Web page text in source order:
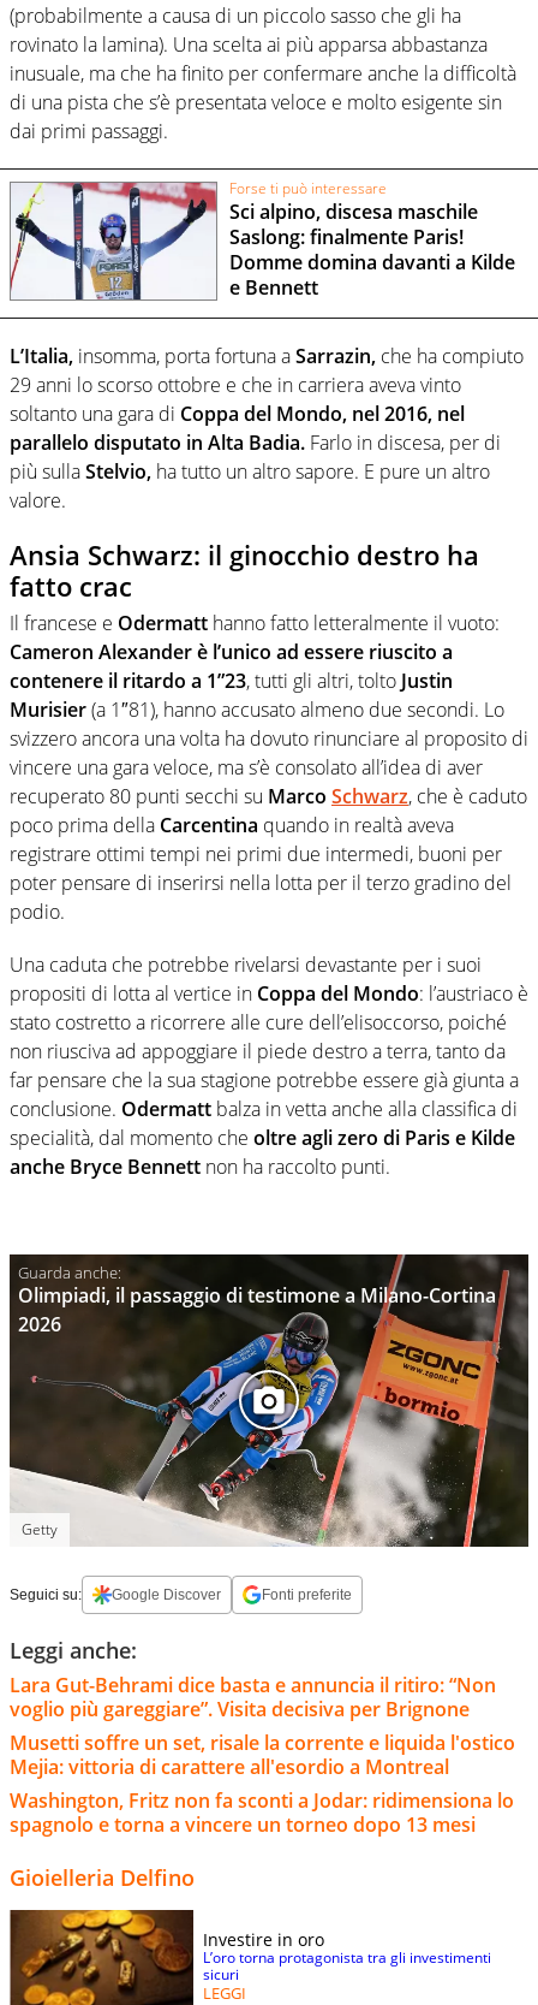
(probabilmente a causa di un piccolo sasso che gli ha
rovinato la lamina). Una scelta ai più apparsa abbastanza
inusuale, ma che ha finito per confermare anche la difficoltà
di una pista che s’è presentata veloce e molto esigente sin
dai primi passaggi.
Forse ti può interessare
Sci alpino, discesa maschile
Saslong: finalmente Paris!
Domme domina davanti a Kilde
e Bennett
L’Italia, insomma, porta fortuna aSarrazin, che ha compiuto
29 anni lo scorso ottobre e che in carriera aveva vinto
soltanto una gara di Coppa del Mondo, nel 2016, nel
parallelo disputato in Alta Badia. Farlo in discesa, per di
più sullaStelvio, ha tutto un altro sapore. E pure un altro
valore.
Ansia Schwarz: il ginocchio destro ha
fatto crac
Il francese e Odermatt hanno fatto letteralmente il vuoto:
Cameron Alexander è l’unico ad essere riuscito a
contenere il ritardo a 1”23, tutti gli altri, tolto Justin
Murisier(a 1″81), hanno accusato almeno due secondi. Lo
svizzero ancora una volta ha dovuto rinunciare al proposito di
vincere una gara veloce, ma s’è consolato all’idea di aver
recuperato 80 punti secchi su Marco Schwarz, che è caduto
poco prima della Carcentina quando in realtà aveva
registrare ottimi tempi nei primi due intermedi, buoni per
poter pensare di inserirsi nella lotta per il terzo gradino del
podio.
Una caduta che potrebbe rivelarsi devastante per i suoi
propositi di lotta al vertice in Coppa del Mondo: l’austriaco è
stato costretto a ricorrere alle cure dell’elisoccorso, poiché
non riusciva ad appoggiare il piede destro a terra, tanto da
far pensare che la sua stagione potrebbe essere già giunta a
conclusione. Odermatt balza in vetta anche alla classifica di
specialità, dal momento che oltre agli zero di Paris e Kilde
anche Bryce Bennett non ha raccolto punti.
Olimpiadi, il passaggio di testimone a Milano-Cortina
2026
Getty
Seguici su: Google Discover Fonti preferite
Leggi anche:
Lara Gut-Behrami dice basta e annuncia il ritiro: “Non
voglio più gareggiare”. Visita decisiva per Brignone
Musetti soffre un set, risale la corrente e liquida l'ostico
Mejia: vittoria di carattere all'esordio a Montreal
Washington, Fritz non fa sconti a Jodar: ridimensiona lo
spagnolo e torna a vincere un torneo dopo 13 mesi
Gioielleria Delfino
Investire in oro
L’oro torna protagonista tra gli investimenti
sicuri
LEGGI